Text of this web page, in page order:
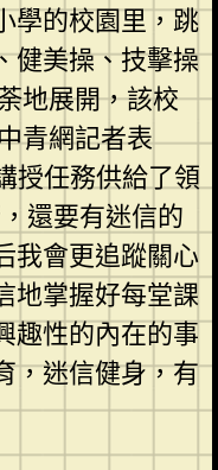
學的校園里，跳
健美操、技擊操
地展開，該校
青網記者表
授任務供給了領
還要有迷信的
我會更追蹤關心
地掌握好每堂課
趣性的內在的事
，迷信健身，有